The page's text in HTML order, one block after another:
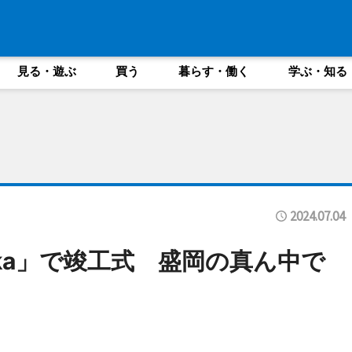
見る・遊ぶ 買う 暮らす・働く 学ぶ・知る
2024.07.04
」で竣工式 盛岡の真ん中で